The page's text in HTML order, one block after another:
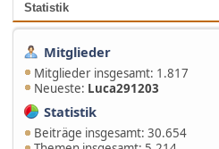
Statistik
Mitglieder
Mitglieder insgesamt: 1.817
Neueste: Luca291203
Statistik
Beiträge insgesamt: 30.654